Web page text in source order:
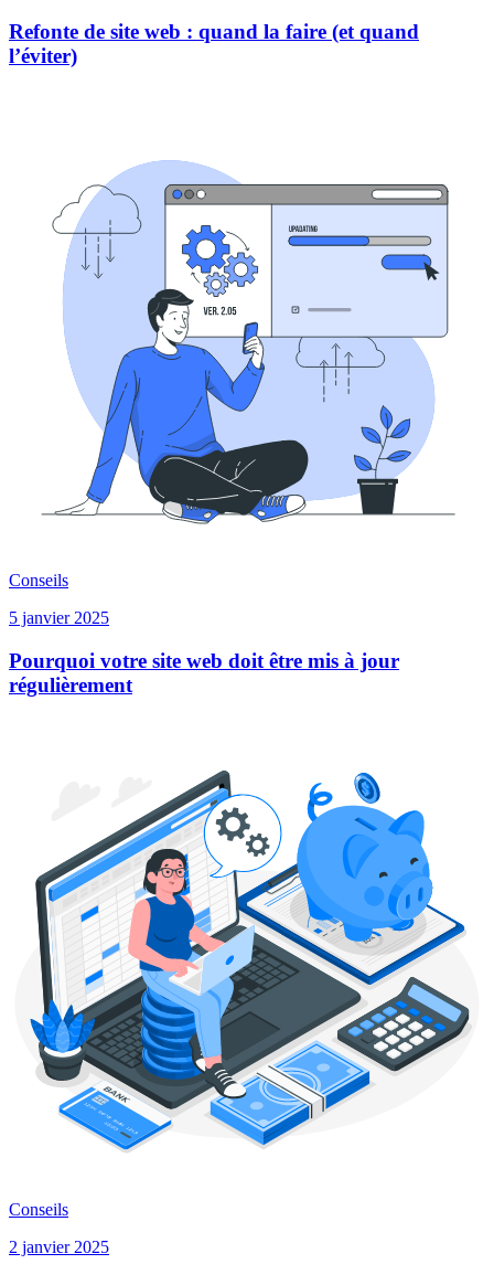
Refonte de site web : quand la faire (et quand
l’éviter)
Conseils
5 janvier 2025
Pourquoi votre site web doit être mis à jour
régulièrement
Conseils
2 janvier 2025